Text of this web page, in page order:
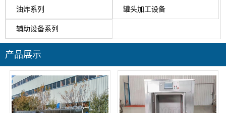
油炸系列 罐头加工设备
辅助设备系列
产品展示